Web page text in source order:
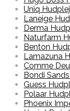
Uniq
Laneige
Derma
Naturfarm
Benton
Lamazuna
Comme
Bondi
Guess
Polaar
Phoenix